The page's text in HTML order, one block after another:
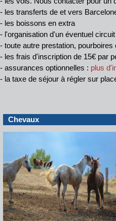
- les transferts de et vers
- les boissons en extra
- l'organisation d'un éventuel
- toute autre prestation,
- les frais d'inscription de 15€ par
- assurances optionnelles : plus
- la taxe de séjour à régler sur
Chevaux